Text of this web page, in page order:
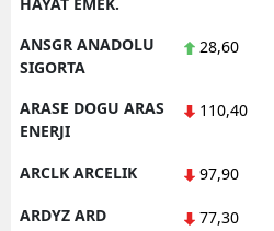
ANSGR ANADOLU
SIGORTA
28,60
ARASE DOGU ARAS
ENERJI
110,40
ARCLK ARCELIK 97,90
ARDYZ ARD
77,30